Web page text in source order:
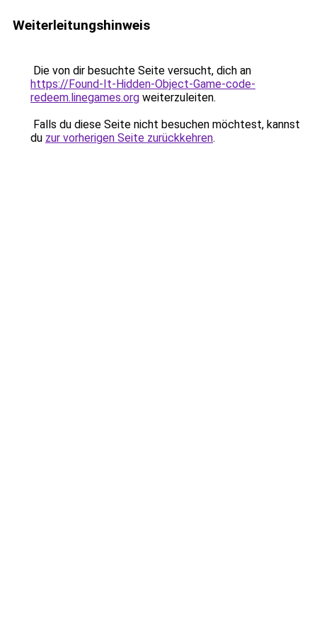
Weiterleitungshinweis
Die von dir besuchte Seite versucht, dich an
https://Found-It-Hidden-Object-Game-code-
redeem.linegames.org weiterzuleiten.
Falls du diese Seite nicht besuchen möchtest, kannst
du zur vorherigen Seite zurückkehren.